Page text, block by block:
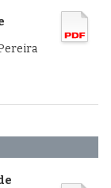
Pereira